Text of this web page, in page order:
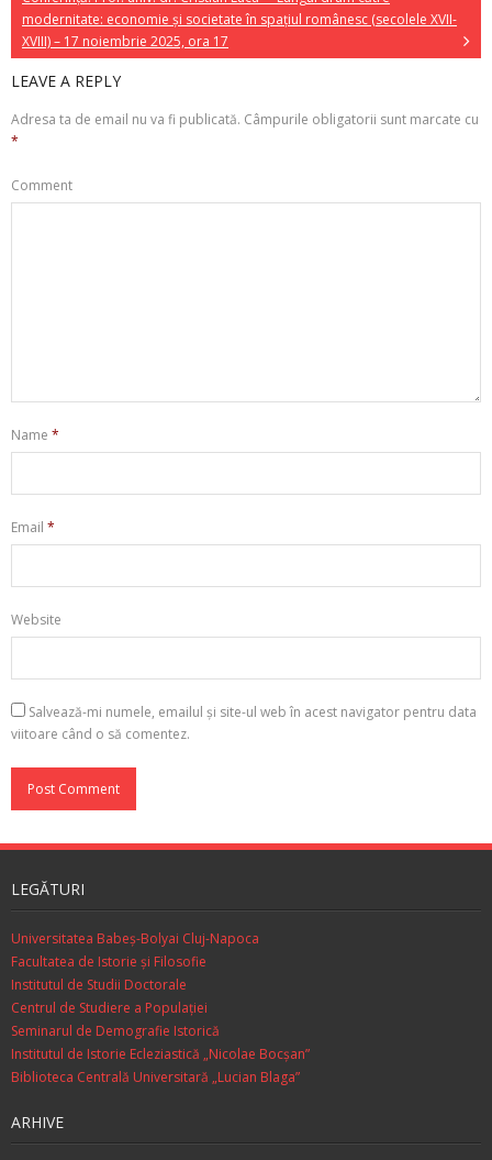
modernitate: economie și societate în spațiul românesc (secolele XVII-
XVIII) – 17 noiembrie 2025, ora 17
LEAVE A REPLY
Adresa ta de email nu va fi publicată. Câmpurile obligatorii sunt marcate cu
*
Comment
Name *
Email *
Website
Salvează-mi numele, emailul și site-ul web în acest navigator pentru data
viitoare când o să comentez.
LEGĂTURI
Universitatea Babeș-Bolyai Cluj-Napoca
Facultatea de Istorie şi Filosofie
Institutul de Studii Doctorale
Centrul de Studiere a Populaţiei
Seminarul de Demografie Istorică
Institutul de Istorie Ecleziastică „Nicolae Bocşan”
Biblioteca Centrală Universitară „Lucian Blaga”
ARHIVE